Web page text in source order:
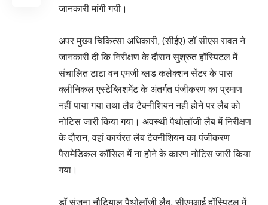
जानकारी मांगी गयी।
अपर मुख्य चिकित्सा अधिकारी, (सीईए) डॉ सीएस रावत ने
जानकारी दी कि निरीक्षण के दौरान सुश्रुत हॉस्पिटल में
संचालित टाटा वन एमजी ब्लड कलेक्शन सेंटर के पास
क्लीनिकल एस्टेब्लिशमेंट के अंतर्गत पंजीकरण का प्रमाण
नहीं पाया गया तथा लैब टैक्नीशियन नही होने पर लैब को
नोटिस जारी किया गया। अवस्थी पैथोलॉजी लैब में निरीक्षण
के दौरान, वहां कार्यरत लैब टैक्नीशियन का पंजीकरण
पैरामेडिकल कॉंसिल में ना होने के कारण नोटिस जारी किया
गया।
डॉ संजना नौटियाल पैथोलॉजी लैब, सीएमआई हॉस्पिटल में